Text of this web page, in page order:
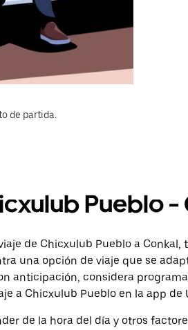
de partida.
Pueblo -
de Chicxulub Pueblo a Conkal,
una opción de viaje que se
anticipación, considera
a Chicxulub Pueblo en la app de
de la hora del día y otros